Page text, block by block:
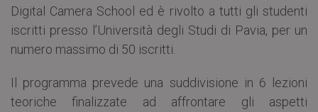
Digital Camera School ed è rivolto a tutti gli studenti
iscritti presso l’Università degli Studi di Pavia, per un
numero massimo di 50 iscritti.
Il programma prevede una suddivisione in 6 lezioni
teoriche finalizzate ad affrontare gli aspetti